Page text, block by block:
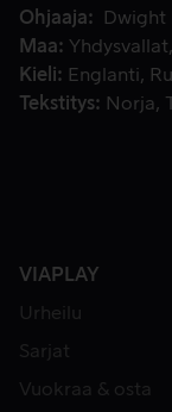
Ohjaaja
Dwight
Maa
Yhdysvallat
Kieli
Englanti
Tekstitys
Norja
VIAPLAY
Urheilu
Sarjat
Vuokraa & osta